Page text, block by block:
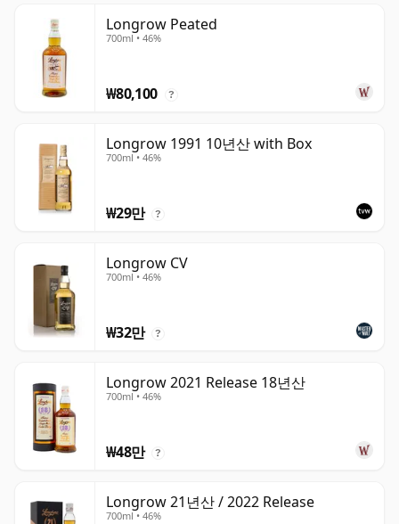
Longrow Peated
700ml • 46%
₩80,100 ?
Longrow 1991 10년산 with Box
700ml • 46%
₩29만 ?
Longrow CV
700ml • 46%
₩32만 ?
Longrow 2021 Release 18년산
700ml • 46%
₩48만 ?
Longrow 21년산 / 2022 Release
700ml • 46%